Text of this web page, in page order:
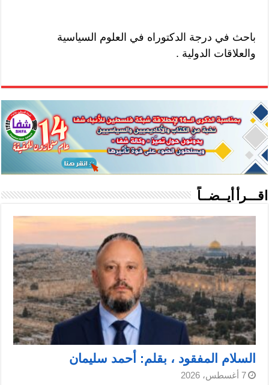
باحث في درجة الدكتوراه في العلوم السياسية
والعلاقات الدولية .
اقـــرأ أيــضــاً
السلام المفقود ، بقلم: أحمد سليمان
7 أغسطس، 2026